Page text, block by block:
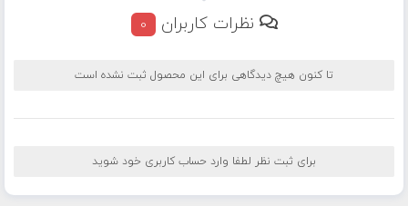
نظرات کاربران 0
تا کنون هیچ دیدگاهی برای این محصول ثبت نشده است
برای ثبت نظر لطفا وارد حساب کاربری خود شوید